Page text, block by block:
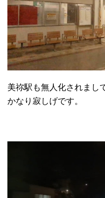
美祢駅も無人化されまし
かなり寂しげです。